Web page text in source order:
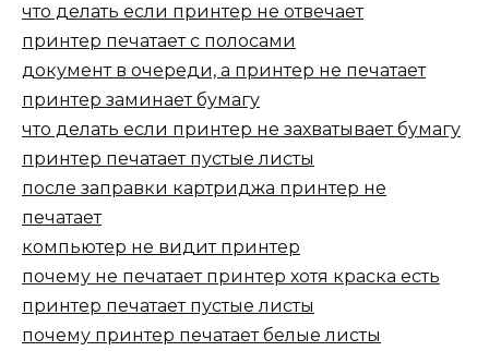
что делать если принтер не отвечает
принтер печатает с полосами
документ в очереди, а принтер не печатает
принтер заминает бумагу
что делать если принтер не захватывает бумагу
принтер печатает пустые листы
после заправки картриджа принтер не
печатает
компьютер не видит принтер
почему не печатает принтер хотя краска есть
принтер печатает пустые листы
почему принтер печатает белые листы